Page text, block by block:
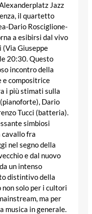
Jazz
il quartetto
Dario Rosciglione-
a esibirsi dal vivo
(Via Giuseppe
20:30. Questo
incontro della
e compositrice
i più stimati sulla
Dario
Tucci (batteria).
simbiosi
cavallo fra
nel segno della
e dal nuovo
un intenso
distintivo della
non solo per i cultori
ma per
musica in generale.